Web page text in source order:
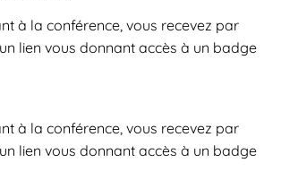
à la conférence, vous recevez par
lien vous donnant accès à un badge
à la conférence, vous recevez par
lien vous donnant accès à un badge